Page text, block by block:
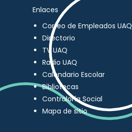
Enlaces
Correo de Empleados UAQ
Directorio
TV UAQ
Radio UAQ
Calendario Escolar
Bibliotecas
Contraloría Social
Mapa de sitio